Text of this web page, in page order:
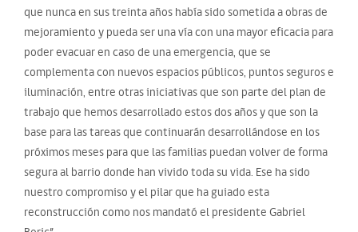
que nunca en sus treinta años había sido sometida a obras de
mejoramiento y pueda ser una vía con una mayor eficacia para
poder evacuar en caso de una emergencia, que se
complementa con nuevos espacios públicos, puntos seguros e
iluminación, entre otras iniciativas que son parte del plan de
trabajo que hemos desarrollado estos dos años y que son la
base para las tareas que continuarán desarrollándose en los
próximos meses para que las familias puedan volver de forma
segura al barrio donde han vivido toda su vida. Ese ha sido
nuestro compromiso y el pilar que ha guiado esta
reconstrucción como nos mandató el presidente Gabriel